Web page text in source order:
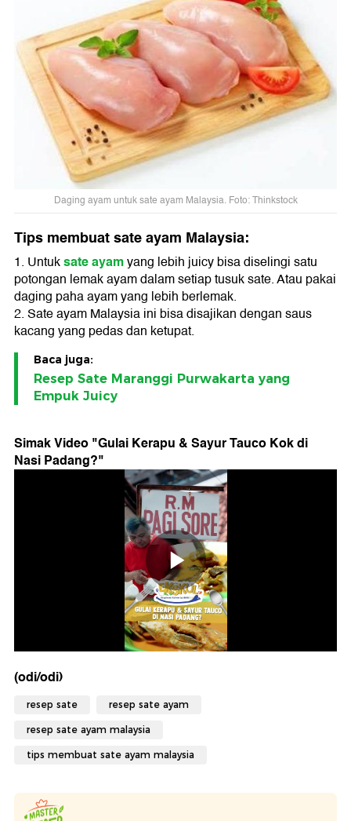
Daging ayam untuk sate ayam Malaysia. Foto: Thinkstock
Tips membuat sate ayam Malaysia:
1. Untuksate ayamyang lebih juicy bisa diselingi satu
potongan lemak ayam dalam setiap tusuk sate. Atau pakai
daging paha ayam yang lebih berlemak.
2. Sate ayam Malaysia ini bisa disajikan dengan saus
kacang yang pedas dan ketupat.
Baca juga:
Resep Sate Maranggi Purwakarta yang
Empuk Juicy
Simak Video "Gulai Kerapu & Sayur Tauco Kok di
Nasi Padang?"
(odi/odi)
resep sate resep sate ayam
resep sate ayam malaysia
tips membuat sate ayam malaysia